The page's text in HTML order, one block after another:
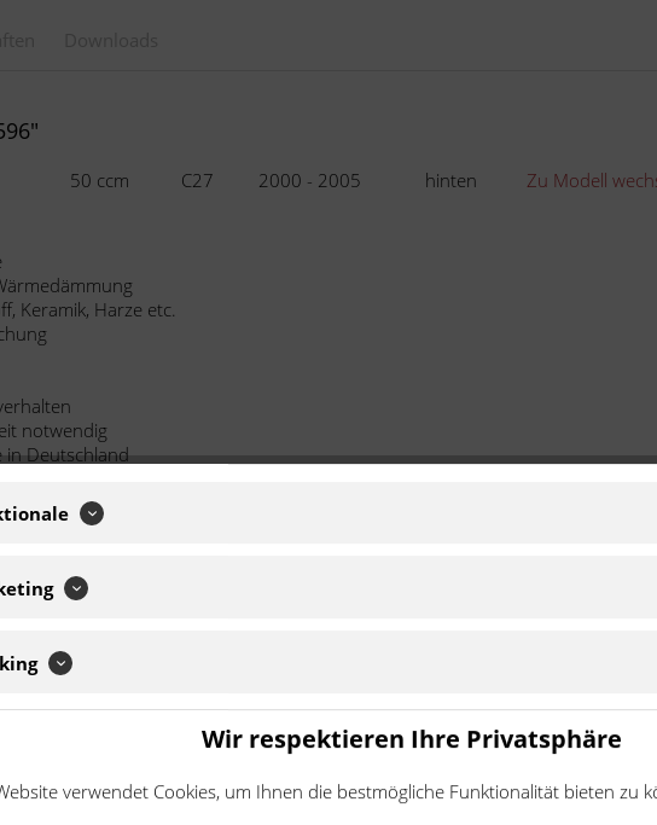
50 ccm C27 2000 - 2005 hinten Zu Modell
Keramik, Harze etc.
notwendig
in Deutschland
von Bremsmodulen
mehr ABS-Systeme
Herstellung und Integration von Lenksystemen für Nutzfahrzeuge
Bremsbelägen
16949 zertifiziert, dem neuesten Qualitätsstandard der internationalen
angebotenen Ware handelt es sich um ein Zubehör-/Ersatzteil eines
Wir respektieren Ihre Privatsphäre
verwendet Cookies, um Ihnen die bestmögliche Funktionalität bieten zu